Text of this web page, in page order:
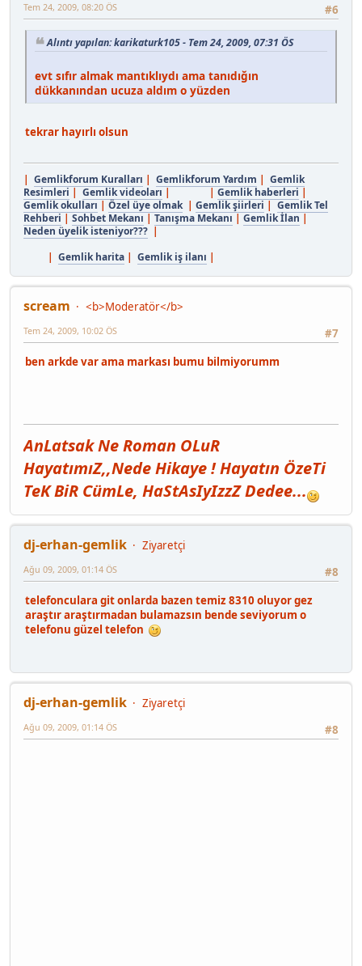
#6
Tem 24, 2009, 08:20 ÖS
Alıntı yapılan: karikaturk105 - Tem 24, 2009, 07:31 ÖS
evt sıfır almak mantıklıydı ama tanıdığın
dükkanından ucuza aldım o yüzden
tekrar hayırlı olsun
| Gemlikforum Kuralları | Gemlikforum Yardım | Gemlik
Resimleri | Gemlik videoları | | Gemlik haberleri |
Gemlik okulları | Özel üye olmak| Gemlik şiirleri | Gemlik Tel
Rehberi | Sohbet Mekanı | Tanışma Mekanı | Gemlik İlan |
Neden üyelik isteniyor??? |
| Gemlik harita | Gemlik iş ilanı |
scream
<b>Moderatör</b>
#7
Tem 24, 2009, 10:02 ÖS
ben arkde var ama markası bumu bilmiyorumm
AnLatsak Ne Roman OLuR
HayatımıZ,,Nede Hikaye ! Hayatın ÖzeTi
TeK BiR CümLe, HaStAsIyIzzZ Dedee...
dj-erhan-gemlik
Ziyaretçi
#8
Ağu 09, 2009, 01:14 ÖS
telefonculara git onlarda bazen temiz 8310 oluyor gez
araştır araştırmadan bulamazsın bende seviyorum o
telefonu güzel telefon
dj-erhan-gemlik
Ziyaretçi
#8
Ağu 09, 2009, 01:14 ÖS